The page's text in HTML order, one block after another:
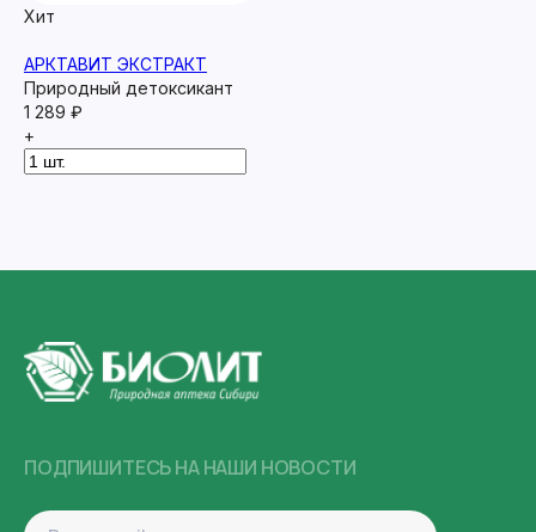
Хит
АРКТАВИТ ЭКСТРАКТ
Природный детоксикант
1 289 ₽
+
ПОДПИШИТЕСЬ НА НАШИ НОВОСТИ